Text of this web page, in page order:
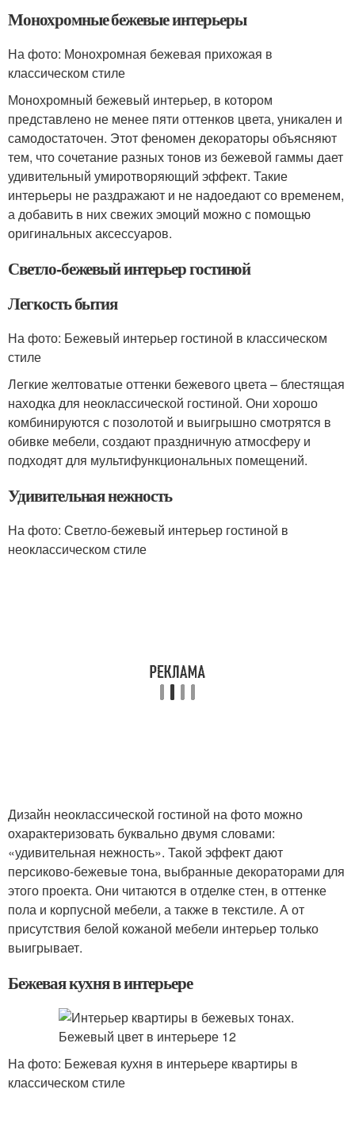
Монохромные бежевые интерьеры
На фото: Монохромная бежевая прихожая в
классическом стиле
Монохромный бежевый интерьер, в котором
представлено не менее пяти оттенков цвета, уникален и
самодостаточен. Этот феномен декораторы объясняют
тем, что сочетание разных тонов из бежевой гаммы дает
удивительный умиротворяющий эффект. Такие
интерьеры не раздражают и не надоедают со временем,
а добавить в них свежих эмоций можно с помощью
оригинальных аксессуаров.
Светло-бежевый интерьер гостиной
Легкость бытия
На фото: Бежевый интерьер гостиной в классическом
стиле
Легкие желтоватые оттенки бежевого цвета – блестящая
находка для неоклассической гостиной. Они хорошо
комбинируются с позолотой и выигрышно смотрятся в
обивке мебели, создают праздничную атмосферу и
подходят для мультифункциональных помещений.
Удивительная нежность
На фото: Светло-бежевый интерьер гостиной в
неоклассическом стиле
Дизайн неоклассической гостиной на фото можно
охарактеризовать буквально двумя словами:
«удивительная нежность». Такой эффект дают
персиково-бежевые тона, выбранные декораторами для
этого проекта. Они читаются в отделке стен, в оттенке
пола и корпусной мебели, а также в текстиле. А от
присутствия белой кожаной мебели интерьер только
выигрывает.
Бежевая кухня в интерьере
На фото: Бежевая кухня в интерьере квартиры в
классическом стиле